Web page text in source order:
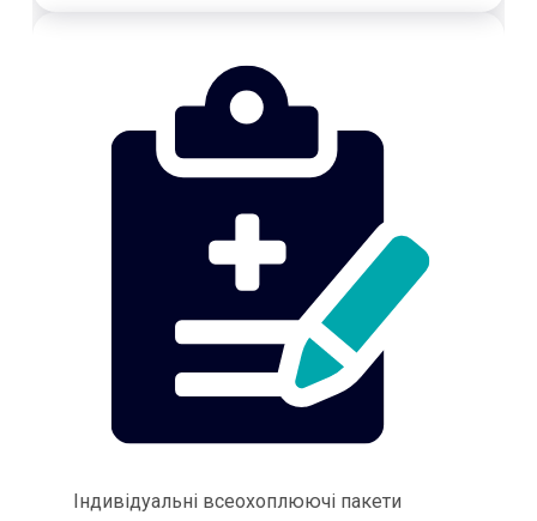
Індивідуальні всеохоплюючі пакети